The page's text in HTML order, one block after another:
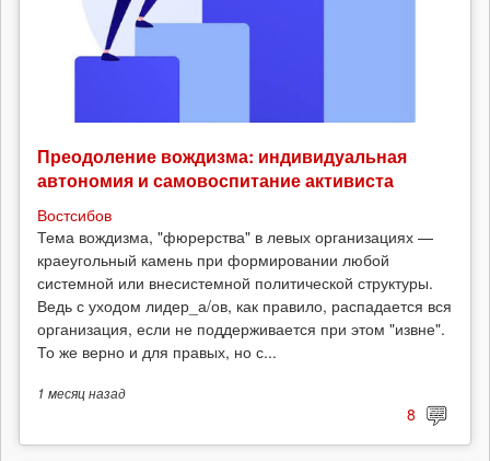
Преодоление вождизма: индивидуальная
автономия и самовоспитание активиста
Востсибов
Тема вождизма, "фюрерства" в левых организациях —
краеугольный камень при формировании любой
системной или внесистемной политической структуры.
Ведь с уходом лидер_а/ов, как правило, распадается вся
организация, если не поддерживается при этом "извне".
То же верно и для правых, но с...
1 месяцназад
8